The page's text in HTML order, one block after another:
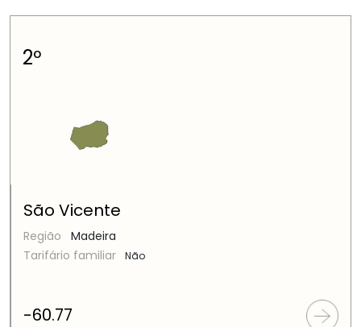
2º
São Vicente
Região
Madeira
Tarifário familiar
Não
-60.77